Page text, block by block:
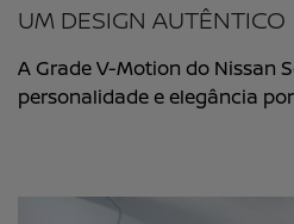
UM DESIGN AUTÊNTICO
A Grade V-Motion do Nissan
personalidade e elegância